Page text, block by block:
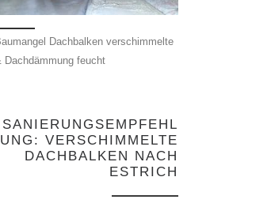
Dachbalken verschimmelte
Dachdämmung feucht
SANIERUNGSEMPFEHL
UNG: VERSCHIMMELTE
DACHBALKEN NACH
ESTRICH